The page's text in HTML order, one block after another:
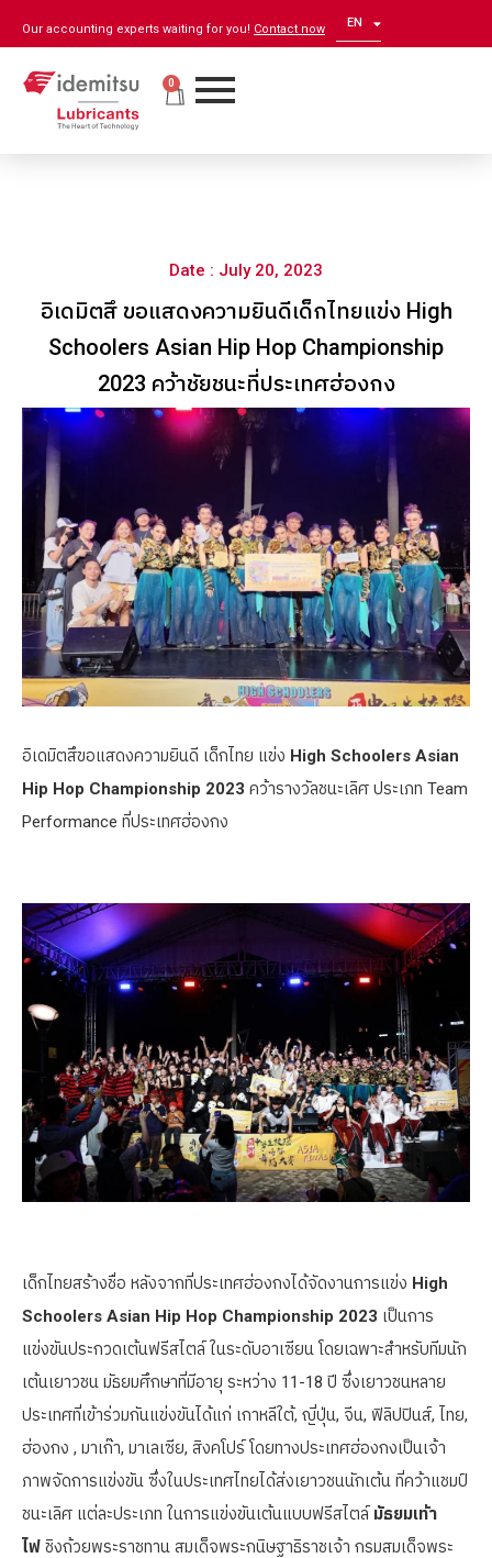
Our accounting experts waiting for you! Contact now EN
ZH
0
Date : July 20, 2023
อิเดมิตสึ ขอแสดงความยินดีเด็กไทยแข่ง High
Schoolers Asian Hip Hop Championship
2023 คว้าชัยชนะที่ประเทศฮ่องกง
อิเดมิตสึขอแสดงความยินดี เด็กไทย แข่ง High Schoolers Asian
Hip Hop Championship 2023 คว้ารางวัลชนะเลิศ ประเภท Team
Performance ที่ประเทศฮ่องกง
เด็กไทยสร้างชื่อ หลังจากที่ประเทศฮ่องกงได้จัดงานการแข่ง High
Schoolers Asian Hip Hop Championship 2023 เป็นการ
แข่งขันประกวดเต้นฟรีสไตล์ ในระดับอาเซียน โดยเฉพาะสำหรับทีมนัก
เต้นเยาวชน มัธยมศึกษาที่มีอายุ ระหว่าง 11-18 ปี ซึ่งเยาวชนหลาย
ประเทศที่เข้าร่วมกันแข่งขันได้แก่ เกาหลีใต้, ญี่ปุ่น, จีน, ฟิลิปปินส์, ไทย,
ฮ่องกง , มาเก๊า, มาเลเซีย, สิงคโปร์ โดยทางประเทศฮ่องกงเป็นเจ้า
ภาพจัดการแข่งขัน ซึ่งในประเทศไทยได้ส่งเยาวชนนักเต้น ที่คว้าแชมป์
ชนะเลิศ แต่ละประเภท ในการแข่งขันเต้นแบบฟรีสไตล์ มัธยมเท้า
ไฟ ชิงถ้วยพระราชทาน สมเด็จพระกนิษฐาธิราชเจ้า กรมสมเด็จพระ